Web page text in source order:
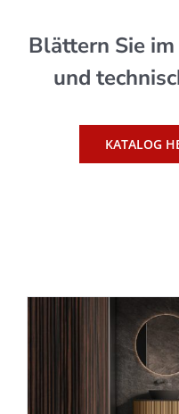
Blättern Sie
und
KATALOG